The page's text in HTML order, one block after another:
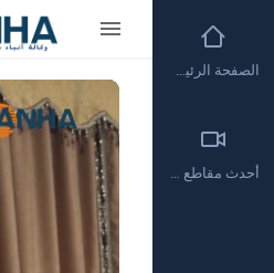
Video
Player
الصفحة الرئيسية
أحدث مقاطع الفيديو